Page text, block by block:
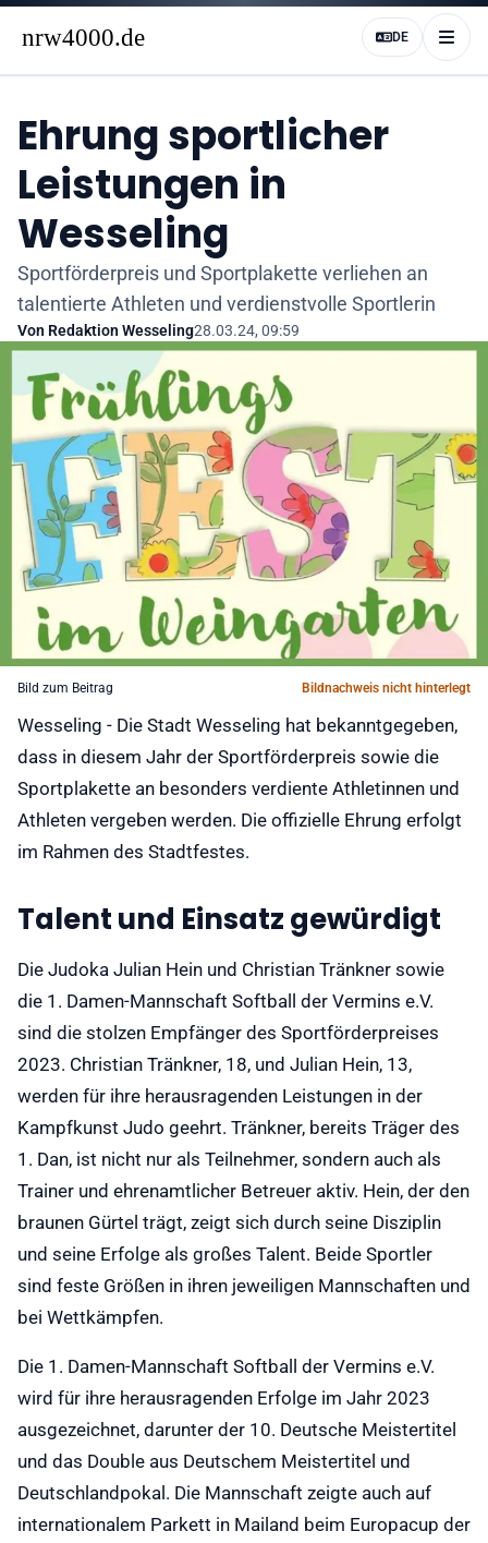
DE
Ehrung sportlicher
Leistungen in
Wesseling
Sportförderpreis und Sportplakette verliehen an
talentierte Athleten und verdienstvolle Sportlerin
Von Redaktion Wesseling28.03.24, 09:59
Bild zum Beitrag Bildnachweis nicht hinterlegt
Wesseling - Die Stadt Wesseling hat bekanntgegeben,
dass in diesem Jahr der Sportförderpreis sowie die
Sportplakette an besonders verdiente Athletinnen und
Athleten vergeben werden. Die offizielle Ehrung erfolgt
im Rahmen des Stadtfestes.
Talent und Einsatz gewürdigt
Die Judoka Julian Hein und Christian Tränkner sowie
die 1. Damen-Mannschaft Softball der Vermins e.V.
sind die stolzen Empfänger des Sportförderpreises
2023. Christian Tränkner, 18, und Julian Hein, 13,
werden für ihre herausragenden Leistungen in der
Kampfkunst Judo geehrt. Tränkner, bereits Träger des
1. Dan, ist nicht nur als Teilnehmer, sondern auch als
Trainer und ehrenamtlicher Betreuer aktiv. Hein, der den
braunen Gürtel trägt, zeigt sich durch seine Disziplin
und seine Erfolge als großes Talent. Beide Sportler
sind feste Größen in ihren jeweiligen Mannschaften und
bei Wettkämpfen.
Die 1. Damen-Mannschaft Softball der Vermins e.V.
wird für ihre herausragenden Erfolge im Jahr 2023
ausgezeichnet, darunter der 10. Deutsche Meistertitel
und das Double aus Deutschem Meistertitel und
Deutschlandpokal. Die Mannschaft zeigte auch auf
internationalem Parkett in Mailand beim Europacup der